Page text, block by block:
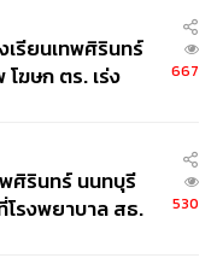
ะเทศไทย
โลกอย่าง VISA หรือ
Trip.com Group
ครบวงจรชั้นนำของ
เรียนเทพศิรินทร์
ฆษก ตร. เร่ง
667
ศิรินทร์ นนทบุรี
โรงพยาบาล สธ.
530